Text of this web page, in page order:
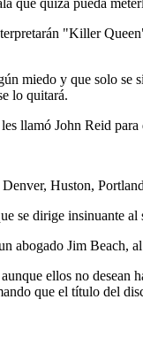
"Killer
miedo y que solo
lo quitará.
llamó John Reid
Huston,
se dirige insinuante
abogado Jim Beach,
ellos no
que el título del